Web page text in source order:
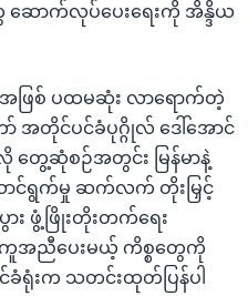
ဆောက်လုပ်ပေးရေးကို အိန္ဒိယ
ဉ်အဖြစ် ပထမဆုံး လာရောက်တဲ့
ာ် အတိုင်ပင်ခံပုဂ္ဂိုလ် ဒေါ်အောင်
တွေ့ဆုံစဉ်အတွင်း မြန်မာနဲ့
ဆောင်ရွက်မှု ဆက်လက် တိုးမြှင့်
ား ဖွံ့ဖြိုးတိုးတက်ရေး
ကူအညီပေးမယ့် ကိစ္စတွေကို
ရုံးက သတင်းထုတ်ပြန်ပါ